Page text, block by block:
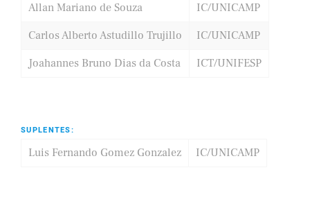
Allan Mariano de Souza
IC/UNICAMP
Carlos Alberto Astudillo Trujillo
IC/UNICAMP
Joahannes Bruno Dias da Costa
ICT/UNIFESP
SUPLENTES:
Luis Fernando Gomez Gonzalez IC/UNICAMP